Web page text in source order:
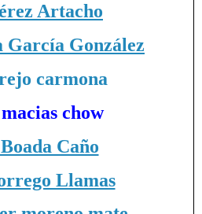
Artacho
García González
carmona
chow
Caño
Llamas